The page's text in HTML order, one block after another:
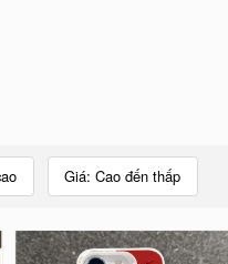
Giá: Cao đến thấp